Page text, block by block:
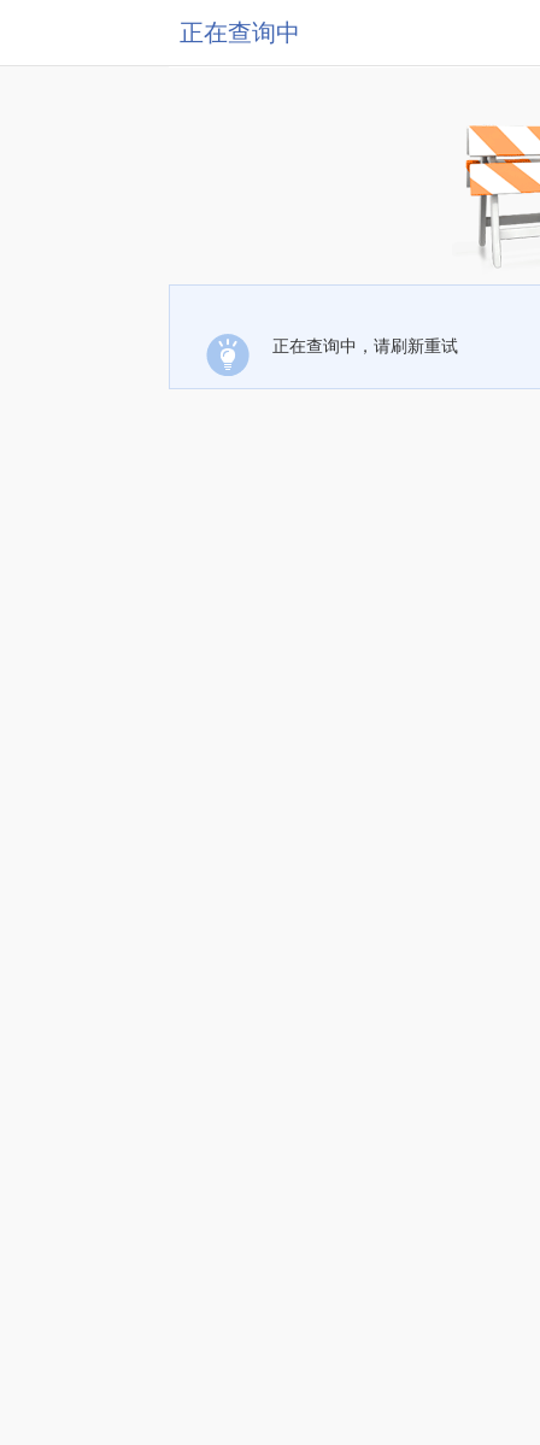
正在查询中
正在查询中，请刷新重试